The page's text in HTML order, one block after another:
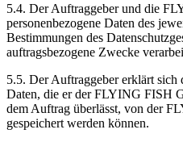
5.4. Der Auftraggeber und die
personenbezogene Daten des
Bestimmungen des
auftragsbezogene Zwecke
5.5. Der Auftraggeber erklärt sich
Daten, die er der FLYING FISH
dem Auftrag überlässt, von der
gespeichert werden können.